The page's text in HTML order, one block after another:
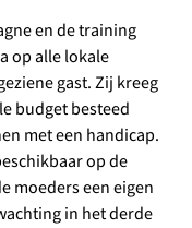
en de training
op alle lokale
gast. Zij kreeg
budget besteed
met een handicap.
op de
moeders een eigen
in het derde